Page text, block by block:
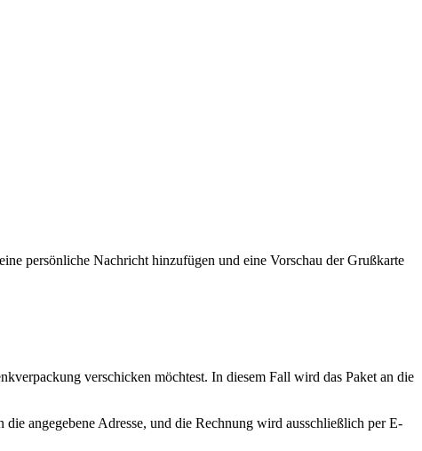
persönliche Nachricht hinzufügen und eine Vorschau der Grußkarte
verschicken möchtest. In diesem Fall wird das Paket an die
angegebene Adresse, und die Rechnung wird ausschließlich per E-